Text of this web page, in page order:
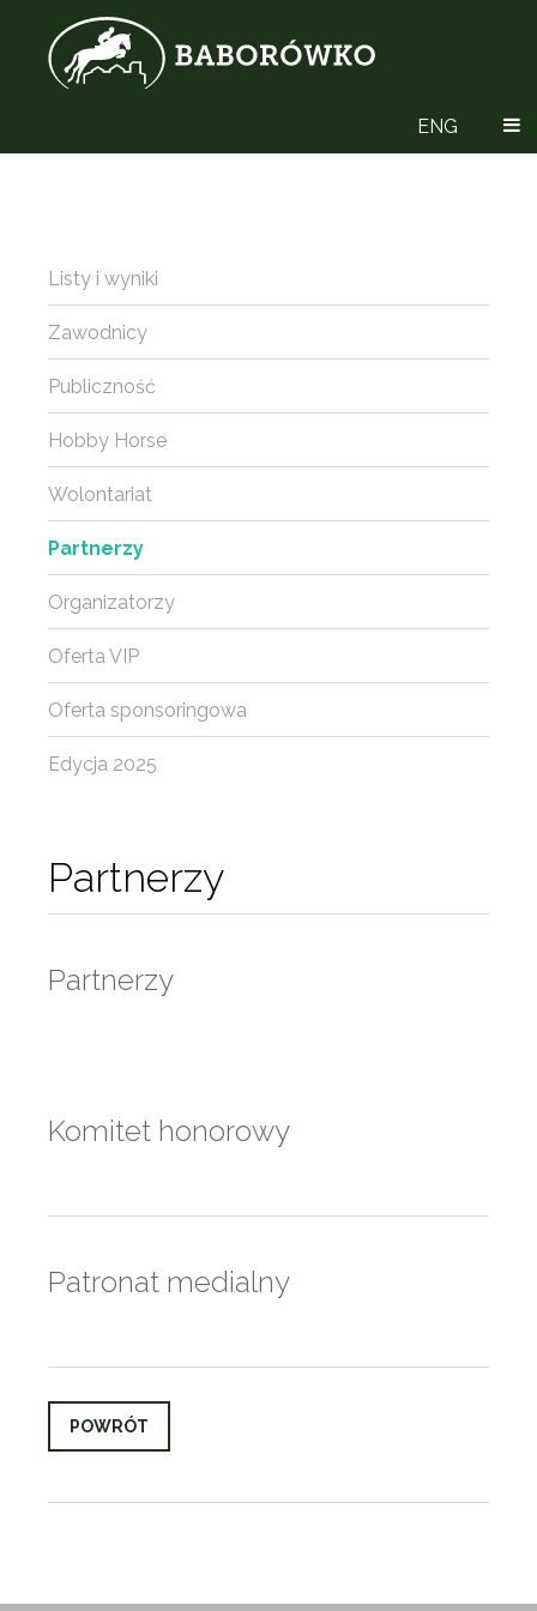
ENG
Partnerzy
Partnerzy
Komitet honorowy
Patronat medialny
POWRÓT
Listy i wyniki
Zawodnicy
Publiczność
Hobby Horse
Wolontariat
Partnerzy
Organizatorzy
Oferta VIP
Oferta sponsoringowa
Edycja 2025